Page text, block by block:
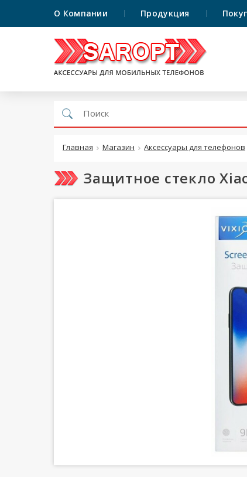
О Компании Продукция
Главная Магазин Аксессуары для телефонов
Защитное стекло